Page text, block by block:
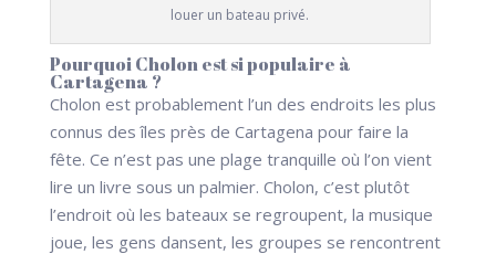
louer un bateau privé.
Pourquoi Cholon est si populaire à
Cartagena ?
Cholon est probablement l’un des endroits les plus
connus des îles près de Cartagena pour faire la
fête. Ce n’est pas une plage tranquille où l’on vient
lire un livre sous un palmier. Cholon, c’est plutôt
l’endroit où les bateaux se regroupent, la musique
joue, les gens dansent, les groupes se rencontrent